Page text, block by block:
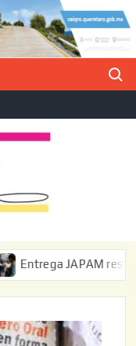
JAPAM restauración